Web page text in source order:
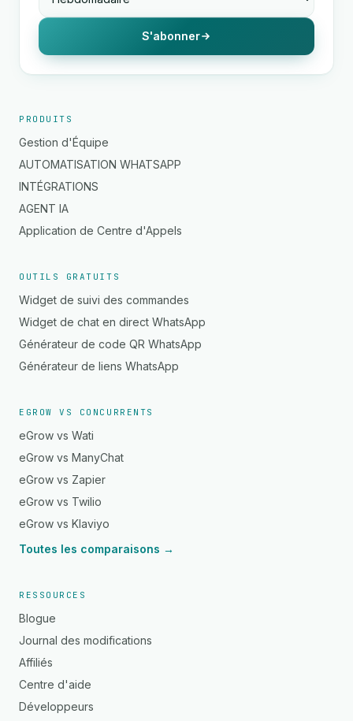
S'abonner
PRODUITS
Gestion d'Équipe
AUTOMATISATION WHATSAPP
INTÉGRATIONS
AGENT IA
Application de Centre d'Appels
OUTILS GRATUITS
Widget de suivi des commandes
Widget de chat en direct WhatsApp
Générateur de code QR WhatsApp
Générateur de liens WhatsApp
EGROW VS CONCURRENTS
eGrow vs Wati
eGrow vs ManyChat
eGrow vs Zapier
eGrow vs Twilio
eGrow vs Klaviyo
Toutes les comparaisons →
RESSOURCES
Blogue
Journal des modifications
Affiliés
Centre d'aide
Développeurs